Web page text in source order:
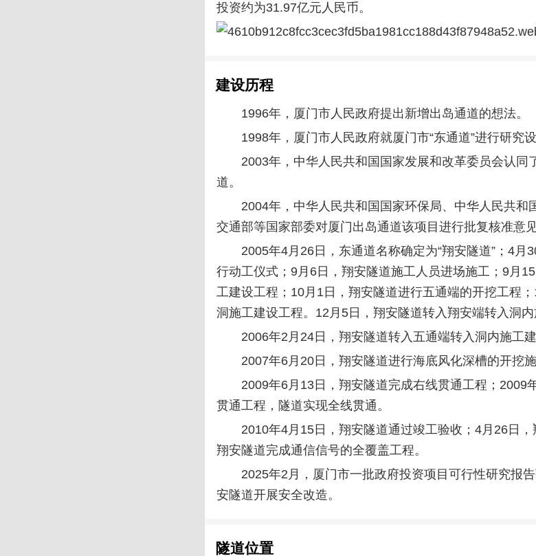
投资约为31.97亿元人民币。
建设历程
1996年，厦门市人民政府提出新增出岛通道的想法。
1998年，厦门市人民政府就厦门市“东通道”进行研究
2003年，中华人民共和国国家发展和改革委员会认同
道。
2004年，中华人民共和国国家环保局、中华人民共和
交通部等国家部委对厦门出岛通道该项目进行批复核准意见
2005年4月26日，东通道名称确定为“翔安隧道”；4月
行动工仪式；9月6日，翔安隧道施工人员进场施工；9月
工建设工程；10月1日，翔安隧道进行五通端的开挖工程
洞施工建设工程。12月5日，翔安隧道转入翔安端转入洞内
2006年2月24日，翔安隧道转入五通端转入洞内施工建
2007年6月20日，翔安隧道进行海底风化深槽的开挖施
2009年6月13日，翔安隧道完成右线贯通工程；2009
贯通工程，隧道实现全线贯通。
2010年4月15日，翔安隧道通过竣工验收；4月26日，
翔安隧道完成通信信号的全覆盖工程。
2025年2月，厦门市一批政府投资项目可行性研究报
安隧道开展安全改造。
隧道位置